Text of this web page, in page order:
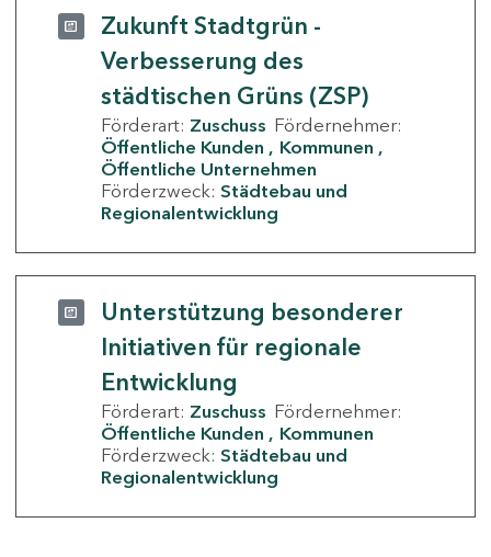
Zukunft Stadtgrün -
Verbesserung des
städtischen Grüns (ZSP)
Förderart: Zuschuss Fördernehmer:
Öffentliche Kunden
Kommunen
Öffentliche Unternehmen
Förderzweck: Städtebau und
Regionalentwicklung
Unterstützung besonderer
Initiativen für regionale
Entwicklung
Förderart: Zuschuss Fördernehmer:
Öffentliche Kunden
Kommunen
Förderzweck: Städtebau und
Regionalentwicklung